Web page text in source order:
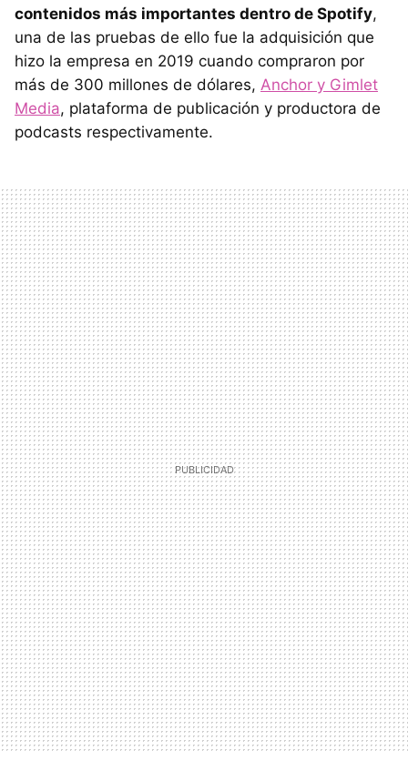
contenidos más importantes dentro de Spotify,
una de las pruebas de ello fue la adquisición que
hizo la empresa en 2019 cuando compraron por
más de 300 millones de dólares, Anchor y Gimlet
Media, plataforma de publicación y productora de
podcasts respectivamente.